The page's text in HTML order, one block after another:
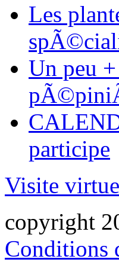
Les
Un peu
participe
Visite
copyright
Conditions